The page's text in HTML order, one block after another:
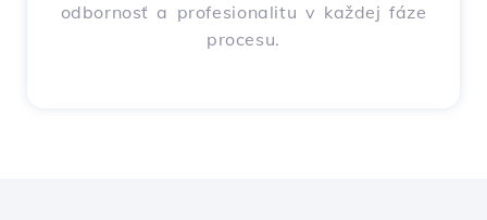
odbornosť a profesionalitu v každej fáze
procesu.